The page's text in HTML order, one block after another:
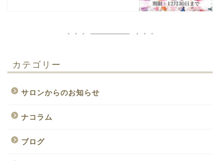
カテゴリー
サロンからのお知らせ
ナコラム
ブログ